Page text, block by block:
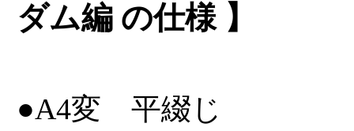
ダム編 の仕様 】
●A4変 平綴じ